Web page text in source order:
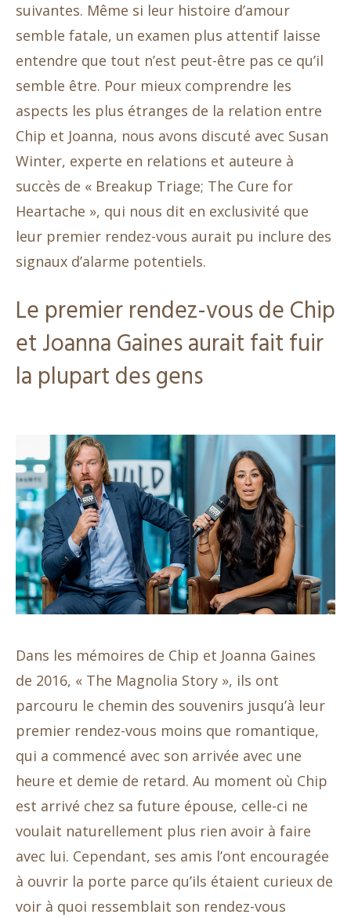
suivantes. Même si leur histoire d’amour
semble fatale, un examen plus attentif laisse
entendre que tout n’est peut-être pas ce qu’il
semble être. Pour mieux comprendre les
aspects les plus étranges de la relation entre
Chip et Joanna, nous avons discuté avec Susan
Winter, experte en relations et auteure à
succès de « Breakup Triage; The Cure for
Heartache », qui nous dit en exclusivité que
leur premier rendez-vous aurait pu inclure des
signaux d’alarme potentiels.
Le premier rendez-vous de Chip
et Joanna Gaines aurait fait fuir
la plupart des gens
Dans les mémoires de Chip et Joanna Gaines
de 2016, « The Magnolia Story », ils ont
parcouru le chemin des souvenirs jusqu’à leur
premier rendez-vous moins que romantique,
qui a commencé avec son arrivée avec une
heure et demie de retard. Au moment où Chip
est arrivé chez sa future épouse, celle-ci ne
voulait naturellement plus rien avoir à faire
avec lui. Cependant, ses amis l’ont encouragée
à ouvrir la porte parce qu’ils étaient curieux de
voir à quoi ressemblait son rendez-vous